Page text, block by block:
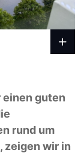
einen guten
rund um
zeigen wir in